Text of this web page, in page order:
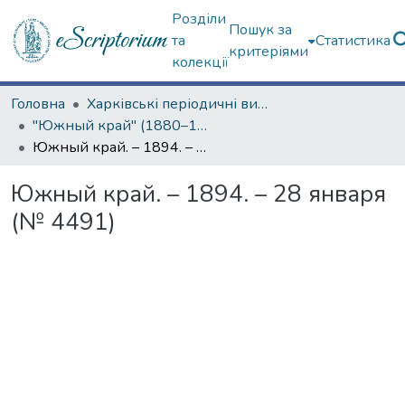
Розділи
та
колекції
Пошук за
критеріями
Статистика
Головна
Харківські періодичні видання
"Южный край" (1880–1919 гг.)
Южный край. – 1894. – 28 января (№ 4491)
Южный край. – 1894. – 28 января
(№ 4491)